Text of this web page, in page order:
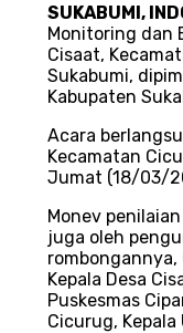
SUKABUMI,
Monitoring dan
Cisaat,
Sukabumi,
Kabupaten
Acara
Kecamatan
Jumat (18/03/
Monev
juga oleh
Kepala Desa
Puskesmas
Cicurug, Kepala